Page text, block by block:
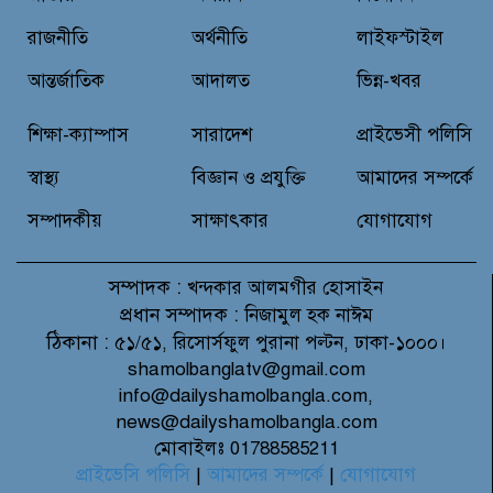
রাজনীতি
আন্তর্জাতিক
অর্থনীতি
আদালত
লাইফস্টাইল
ভিন্ন-খবর
শিক্ষা-ক্যাম্পাস
স্বাস্থ্য
সম্পাদকীয়
সারাদেশ
বিজ্ঞান ও প্রযুক্তি
সাক্ষাৎকার
প্রাইভেসী পলিসি
আমাদের সম্পর্কে
যোগাযোগ
সম্পাদক : খন্দকার আলমগীর হোসাইন
প্রধান সম্পাদক : নিজামুল হক নাঈম
ঠিকানা : ৫১/৫১, রিসোর্সফুল পুরানা পল্টন, ঢাকা-১০০০।
shamolbanglatv@gmail.com
info@dailyshamolbangla.com,
news@dailyshamolbangla.com
মোবাইলঃ 01788585211
প্রাইভেসি পলিসি | আমাদের সম্পর্কে | যোগাযোগ